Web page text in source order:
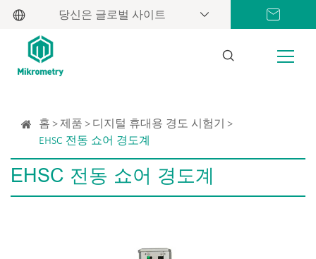
당신은 글로벌 사이트
홈 제품
디지털 휴대용 경도 시험기
EHSC 전동 쇼어 경도계
EHSC 전동 쇼어 경도계